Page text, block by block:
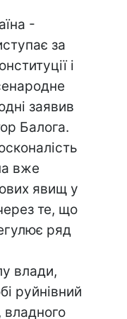
-
за
і
заявив
Балога.
вже
явищ у
те, що
ряд
влади,
руйнівний
владного